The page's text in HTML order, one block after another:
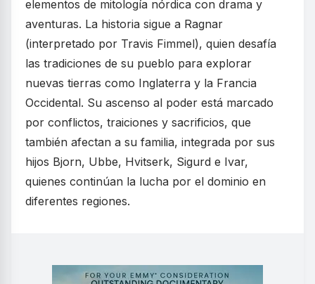
elementos de mitología nórdica con drama y
aventuras. La historia sigue a Ragnar
(interpretado por Travis Fimmel), quien desafía
las tradiciones de su pueblo para explorar
nuevas tierras como Inglaterra y la Francia
Occidental. Su ascenso al poder está marcado
por conflictos, traiciones y sacrificios, que
también afectan a su familia, integrada por sus
hijos Bjorn, Ubbe, Hvitserk, Sigurd e Ivar,
quienes continúan la lucha por el dominio en
diferentes regiones.